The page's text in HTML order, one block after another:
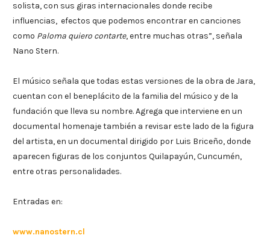
solista, con sus giras internacionales donde recibe
influencias, efectos que podemos encontrar en canciones
como Paloma quiero contarte, entre muchas otras”, señala
Nano Stern.
El músico señala que todas estas versiones de la obra de Jara,
cuentan con el beneplácito de la familia del músico y de la
fundación que lleva su nombre. Agrega que interviene en un
documental homenaje también a revisar este lado de la figura
del artista, en un documental dirigido por Luis Briceño, donde
aparecen figuras de los conjuntos Quilapayún, Cuncumén,
entre otras personalidades.
Entradas en:
www.nanostern.cl